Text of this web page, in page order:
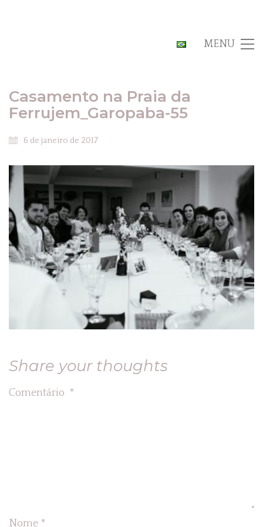
MENU
Casamento na Praia da
Ferrujem_Garopaba-55
6 de janeiro de 2017
Share your thoughts
Comentário *
Nome *